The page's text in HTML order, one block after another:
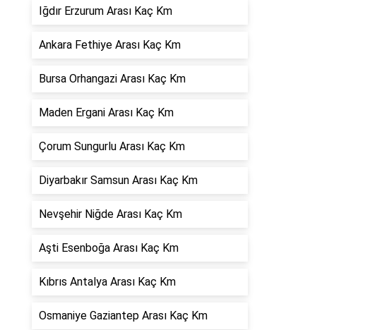
Iğdır Erzurum Arası Kaç Km
Ankara Fethiye Arası Kaç Km
Bursa Orhangazi Arası Kaç Km
Maden Ergani Arası Kaç Km
Çorum Sungurlu Arası Kaç Km
Diyarbakır Samsun Arası Kaç Km
Nevşehir Niğde Arası Kaç Km
Aşti Esenboğa Arası Kaç Km
Kıbrıs Antalya Arası Kaç Km
Osmaniye Gaziantep Arası Kaç Km